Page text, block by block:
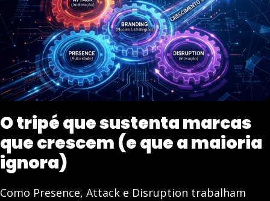
O tripé que sustenta marcas
que crescem (e que a maioria
ignora)
Como Presence, Attack e Disruption trabalham